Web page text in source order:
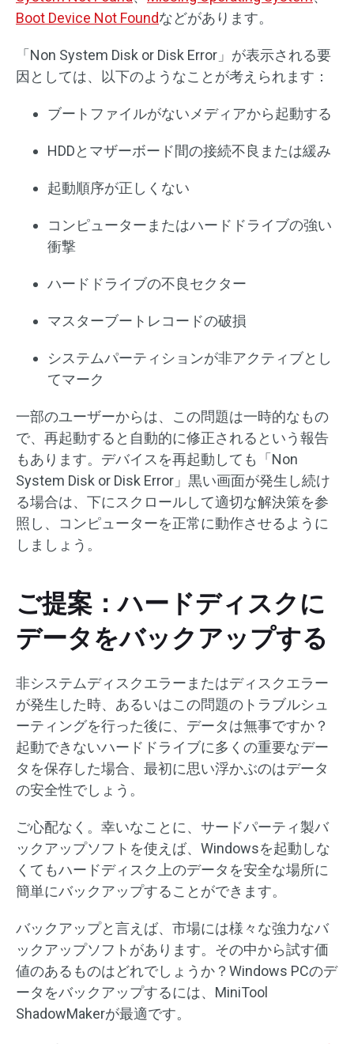
Boot Device Not Foundなどがあります。
「Non System Disk or Disk Error」が表示される要
因としては、以下のようなことが考えられます：
ブートファイルがないメディアから起動する
HDDとマザーボード間の接続不良または緩み
起動順序が正しくない
コンピューターまたはハードドライブの強い
衝撃
ハードドライブの不良セクター
マスターブートレコードの破損
システムパーティションが非アクティブとし
てマーク
一部のユーザーからは、この問題は一時的なもの
で、再起動すると自動的に修正されるという報告
もあります。デバイスを再起動しても「Non
System Disk or Disk Error」黒い画面が発生し続け
る場合は、下にスクロールして適切な解決策を参
照し、コンピューターを正常に動作させるように
しましょう。
ご提案：ハードディスクに
データをバックアップする
非システムディスクエラーまたはディスクエラー
が発生した時、あるいはこの問題のトラブルシュ
ーティングを行った後に、データは無事ですか？
起動できないハードドライブに多くの重要なデー
タを保存した場合、最初に思い浮かぶのはデータ
の安全性でしょう。
ご心配なく。幸いなことに、サードパーティ製バ
ックアップソフトを使えば、Windowsを起動しな
くてもハードディスク上のデータを安全な場所に
簡単にバックアップすることができます。
バックアップと言えば、市場には様々な強力なバ
ックアップソフトがあります。その中から試す価
値のあるものはどれでしょうか？Windows PCのデ
ータをバックアップするには、MiniTool
ShadowMakerが最適です。